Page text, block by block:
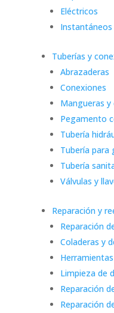
Eléctricos
Instantáneos
Tuberías y
Abrazaderas
Conexiones
Mangueras
Pegamento
Tubería
Tubería para
Tubería
Válvulas y
Reparación y
Reparación
Coladeras y
Limpieza de
Reparación
Reparación